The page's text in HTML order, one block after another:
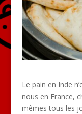
Le pain en Inde
nous en France,
mêmes tous les